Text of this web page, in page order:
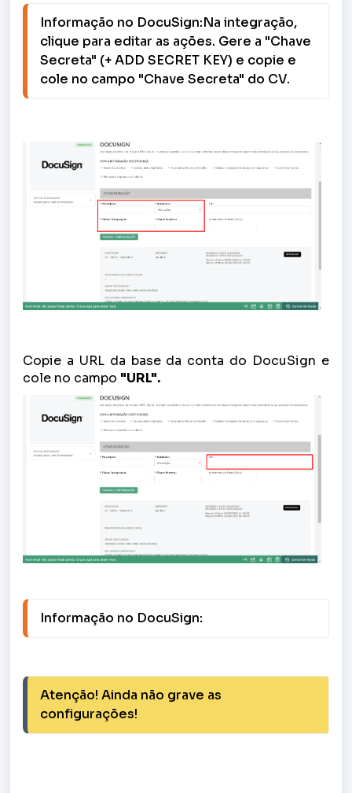
Informação no DocuSign:Na integração,
clique para editar as ações. Gere a "Chave
Secreta" (+ ADD SECRET KEY) e copie e
cole no campo "Chave Secreta" do CV.
Copie a URL da base da conta do DocuSign e
cole no campo "URL".
Informação no DocuSign:
Atenção! Ainda não grave as
configurações!